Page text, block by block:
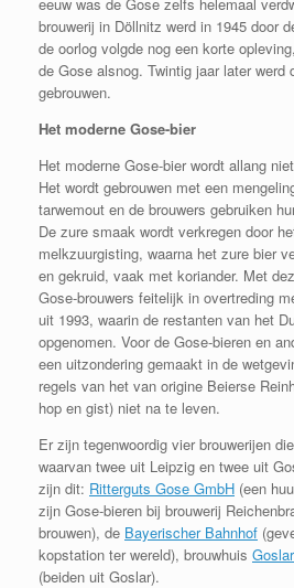
brouwerij in Döllnitz werd in 1945 door
de oorlog volgde nog een korte
de Gose alsnog. Twintig jaar later werd
gebrouwen.
Het moderne Gose-bier
Het moderne Gose-bier wordt allang
Het wordt gebrouwen met een
tarwemout en de brouwers gebruiken
De zure smaak wordt verkregen door
melkzuurgisting, waarna het zure bier
en gekruid, vaak met koriander. Met
Gose-brouwers feitelijk in overtreding
uit 1993, waarin de restanten van het
opgenomen. Voor de Gose-bieren en
een uitzondering gemaakt in de
regels van het van origine Beierse
hop en gist) niet na te leven.
Er zijn tegenwoordig vier brouwerijen
waarvan twee uit Leipzig en twee uit
zijn dit: Ritterguts Gose GmbH (een
zijn Gose-bieren bij brouwerij
brouwen), de Bayerischer Bahnhof
kopstation ter wereld), brouwhuis Goslar
(beiden uit Goslar).